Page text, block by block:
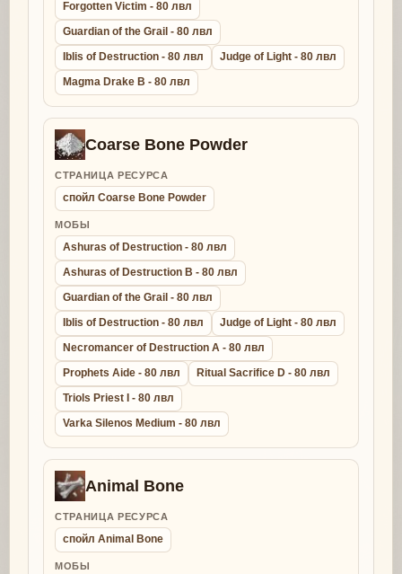
Forgotten Victim - 80 лвл
Guardian of the Grail - 80 лвл
Iblis of Destruction - 80 лвл
Judge of Light - 80 лвл
Magma Drake B - 80 лвл
Coarse Bone Powder
СТРАНИЦА РЕСУРСА
спойл Coarse Bone Powder
МОБЫ
Ashuras of Destruction - 80 лвл
Ashuras of Destruction B - 80 лвл
Guardian of the Grail - 80 лвл
Iblis of Destruction - 80 лвл
Judge of Light - 80 лвл
Necromancer of Destruction A - 80 лвл
Prophets Aide - 80 лвл
Ritual Sacrifice D - 80 лвл
Triols Priest I - 80 лвл
Varka Silenos Medium - 80 лвл
Animal Bone
СТРАНИЦА РЕСУРСА
спойл Animal Bone
МОБЫ